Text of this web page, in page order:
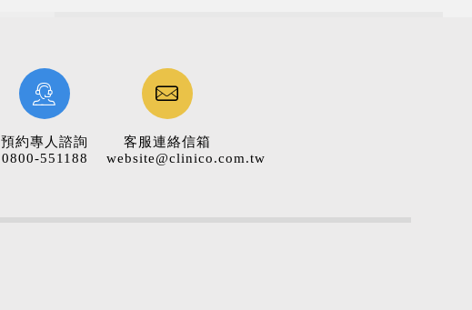
預約專人諮詢
0800-551188
客服連絡信箱
website@clinico.com.tw